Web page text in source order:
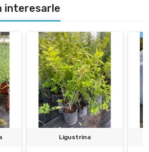
interesarle
Ligustrina